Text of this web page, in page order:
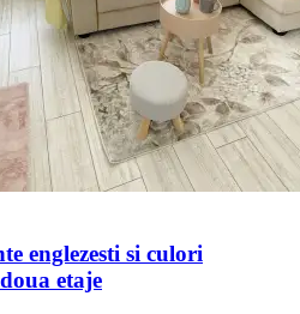
englezesti si culori
etaje